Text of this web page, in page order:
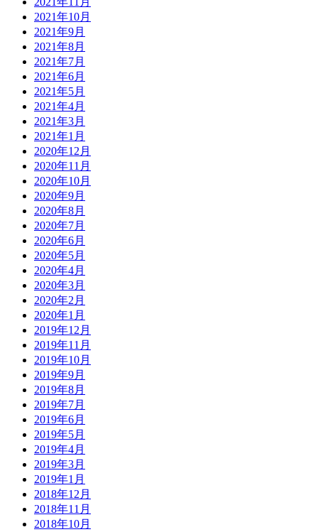
2021年10月
2021年9月
2021年8月
2021年7月
2021年6月
2021年5月
2021年4月
2021年3月
2021年1月
2020年12月
2020年11月
2020年10月
2020年9月
2020年8月
2020年7月
2020年6月
2020年5月
2020年4月
2020年3月
2020年2月
2020年1月
2019年12月
2019年11月
2019年10月
2019年9月
2019年8月
2019年7月
2019年6月
2019年5月
2019年4月
2019年3月
2019年1月
2018年12月
2018年11月
2018年10月